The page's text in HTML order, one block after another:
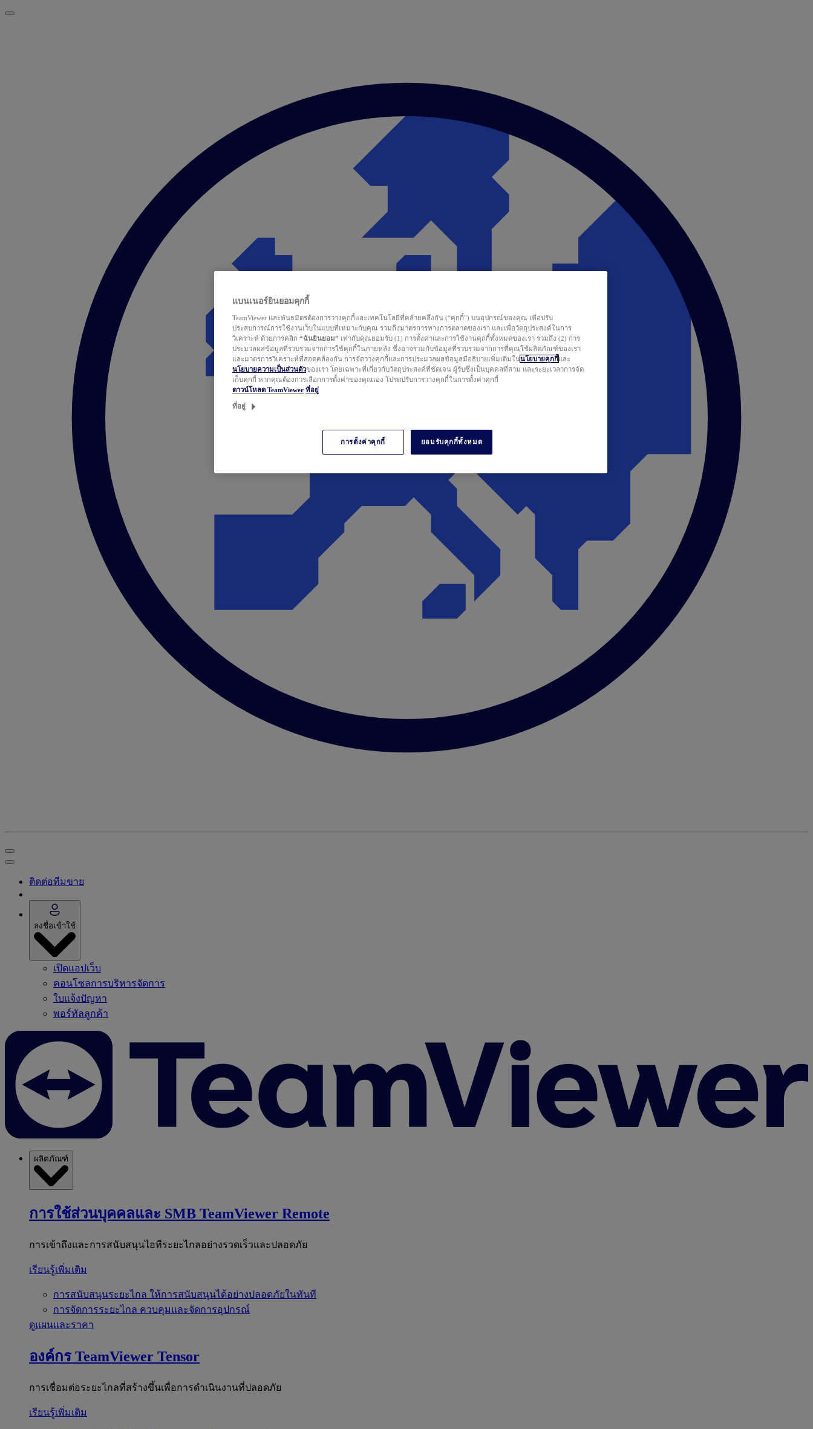
ติดต่อทีมขาย
ลงชื่อเข้าใช้
เปิดแอปเว็บ
คอนโซลการบริหารจัดการ
ใบแจ้งปัญหา
พอร์ทัลลูกค้า
ผลิตภัณฑ์
การใช้ส่วนบุคคลและ SMB TeamViewer Remote
การเข้าถึงและการสนับสนุนไอทีระยะไกลอย่างรวดเร็วและปลอดภัย
เรียนรู้เพิ่มเติม
การสนับสนุนระยะไกล ให้การสนับสนุนได้อย่างปลอดภัยในทันที
การจัดการระยะไกล ควบคุมและจัดการอุปกรณ์
ดูแผนและราคา
องค์กร TeamViewer Tensor
การเชื่อมต่อระยะไกลที่สร้างขึ้นเพื่อการดำเนินงานที่ปลอดภัย
เรียนรู้เพิ่มเติม
แบนเนอร์ยินยอมคุกกี้
TeamViewer และพันธมิตรต้องการวางคุกกี้และเทคโนโลยีที่คล้ายคลึงกัน (“คุกกี้”) บนอุปกรณ์ของคุณ เพื่อปรับ
ประสบการณ์การใช้งานเว็บในแบบที่เหมาะกับคุณ รวมถึงมาตรการทางการตลาดของเรา และเพื่อวัตถุประสงค์ในการ
วิเคราะห์ ด้วยการคลิก “ฉันยินยอม” เท่ากับคุณยอมรับ (1) การตั้งค่าและการใช้งานคุกกี้ทั้งหมดของเรา รวมถึง (2) การ
ประมวลผลข้อมูลที่รวบรวมจากการใช้คุกกี้ในภายหลัง ซึ่งอาจรวมกับข้อมูลที่รวบรวมจากการที่คุณใช้ผลิตภัณฑ์ของเรา
และมาตรการวิเคราะห์ที่สอดคล้องกัน การจัดวางคุกกี้และการประมวลผลข้อมูลมีอธิบายเพิ่มเติมในนโยบายคุกกี้และ
นโยบายความเป็นส่วนตัวของเรา โดยเฉพาะที่เกี่ยวกับวัตถุประสงค์ที่ชัดเจน ผู้รับซึ่งเป็นบุคคลที่สาม และระยะเวลาการจัด
เก็บคุกกี้ หากคุณต้องการเลือกการตั้งค่าของคุณเอง โปรดปรับการวางคุกกี้ในการตั้งค่าคุกกี้
ดาวน์โหลด TeamViewer ที่อยู่
ที่อยู่
การตั้งค่าคุกกี้ ยอมรับคุกกี้ทั้งหมด